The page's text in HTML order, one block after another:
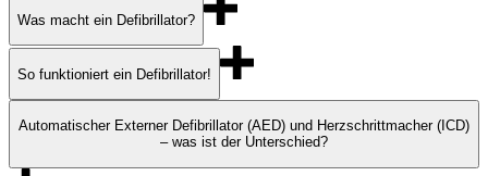
Was macht ein Defibrillator?
So funktioniert ein Defibrillator!
Automatischer Externer Defibrillator (AED) und Herzschrittmacher (ICD)
– was ist der Unterschied?